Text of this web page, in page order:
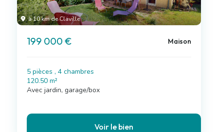
à 10 km de Claville
199 000 € Maison
5 pièces , 4 chambres
120.50 m²
Avec jardin, garage/box
Voir le bien